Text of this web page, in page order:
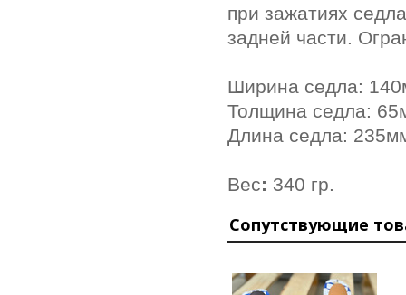
при зажатиях
задней части.
Ширина седла:
Толщина седла:
Длина седла:
Вес: 340 гр.
Сопутствующие